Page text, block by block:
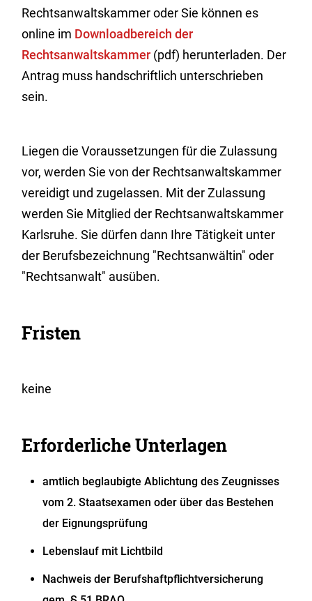
Rechtsanwaltskammer oder Sie können es
online im Downloadbereich der
Rechtsanwaltskammer (pdf) herunterladen. Der
Antrag muss handschriftlich unterschrieben
sein.
Liegen die Voraussetzungen für die Zulassung
vor, werden Sie von der Rechtsanwaltskammer
vereidigt und zugelassen. Mit der Zulassung
werden Sie Mitglied der Rechtsanwaltskammer
Karlsruhe. Sie dürfen dann Ihre Tätigkeit unter
der Berufsbezeichnung "Rechtsanwältin" oder
"Rechtsanwalt" ausüben.
Fristen
keine
Erforderliche Unterlagen
amtlich beglaubigte Ablichtung des Zeugnisses
vom 2. Staatsexamen oder über das Bestehen
der Eignungsprüfung
Lebenslauf mit Lichtbild
Nachweis der Berufshaftpflichtversicherung